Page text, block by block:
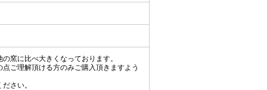
窯に比べ大きくなっております。
ご理解頂ける方のみご購入頂きますよう
さい。